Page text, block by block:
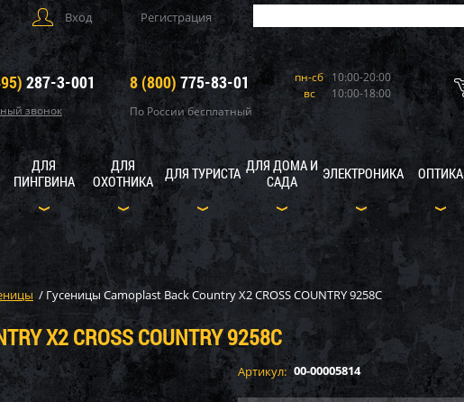
Вход Регистрация
287-3-001
звонок
8 (800) 775-83-01
По России бесплатный
пн-сб 10:00-20:00
вс
10:00-18:00
ДЛЯ
ПИНГВИНА
ДЛЯ
ОХОТНИКА
ДЛЯ ТУРИСТА ДЛЯ ДОМА И
САДА
ЭЛЕКТРОНИКА ОПТИКА
/ Гусеницы Camoplast Back Country X2 CROSS COUNTRY 9258C
X2 CROSS COUNTRY 9258C
Артикул: 00-00005814